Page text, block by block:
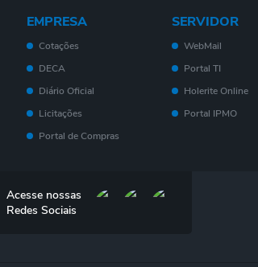
EMPRESA
Cotações
DECA
Diário Oficial
Licitações
Portal de Compras
Eletrônica - NF- e
IPTU
SERVIDOR
WebMail
Portal TI
Holerite Online
Portal IPMO
Acesse nossas
Redes Sociais